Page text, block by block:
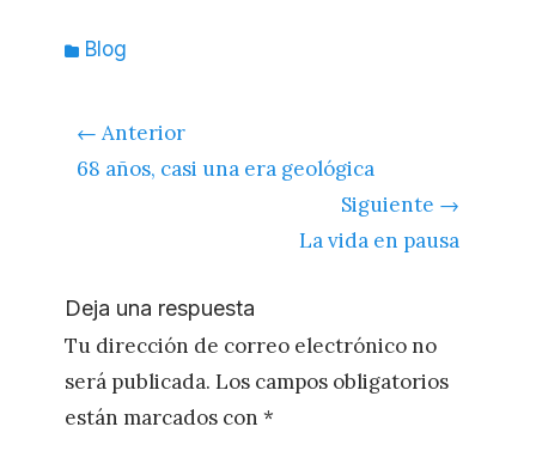
Categorías
Blog
Navegación
de
← Anterior
Entrada
68 años, casi una era geológica
Siguiente →
La vida en pausa
Deja una respuesta
Tu dirección de correo electrónico no
será publicada. Los campos obligatorios
están marcados con *